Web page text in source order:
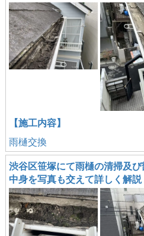
【施工内容】
雨樋交換
渋谷区笹塚にて雨樋の清掃及
中身を写真も交えて詳しく解説